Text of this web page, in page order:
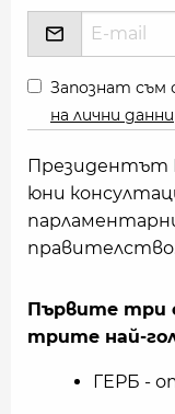
Запознат съм
на лични данни
Президентът
юни
Първите три
трите най-
ГЕРБ -